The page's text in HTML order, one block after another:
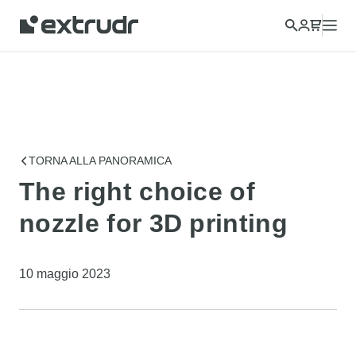
TORNA ALLA PANORAMICA
The right choice of
nozzle for 3D printing
10 maggio 2023